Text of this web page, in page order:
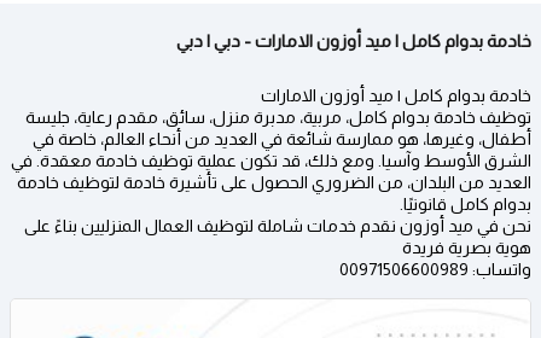
خادمة بدوام كامل | ميد أوزون الامارات - دبي | دبي
خادمة بدوام كامل | ميد أوزون الامارات
توظيف خادمة بدوام كامل، مربية، مدبرة منزل، سائق، مقدم رعاية، جليسة
أطفال، وغيرها، هو ممارسة شائعة في العديد من أنحاء العالم، خاصة في
الشرق الأوسط وآسيا. ومع ذلك، قد تكون عملية توظيف خادمة معقدة. في
العديد من البلدان، من الضروري الحصول على تأشيرة خادمة لتوظيف خادمة
بدوام كامل قانونيًا.
نحن في ميد أوزون نقدم خدمات شاملة لتوظيف العمال المنزليين بناءً على
هوية بصرية فريدة
واتساب: 00971506600989